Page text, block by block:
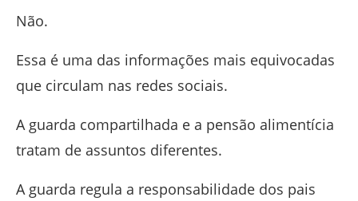
Não.
Essa é uma das informações mais equivocadas
que circulam nas redes sociais.
A guarda compartilhada e a pensão alimentícia
tratam de assuntos diferentes.
A guarda regula a responsabilidade dos pais